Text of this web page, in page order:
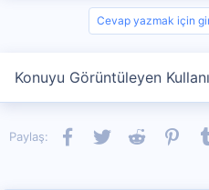
Cevap yazmak için
Konuyu Görüntüleyen
Paylaş: Facebook
TwitterReddit